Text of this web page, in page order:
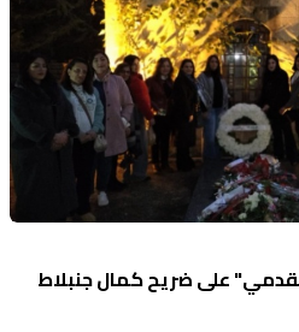
على ضريح كمال جنبلاط